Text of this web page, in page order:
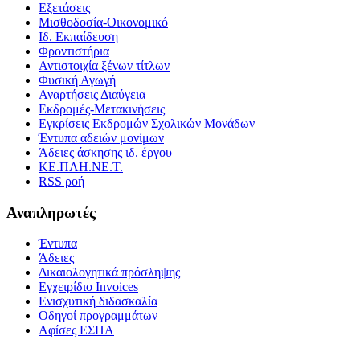
Εξετάσεις
Μισθοδοσία-Οικονομικό
Ιδ. Εκπαίδευση
Φροντιστήρια
Αντιστοιχία ξένων τίτλων
Φυσική Αγωγή
Αναρτήσεις Διαύγεια
Εκδρομές-Μετακινήσεις
Εγκρίσεις Εκδρομών Σχολικών Μονάδων
Έντυπα αδειών μονίμων
Άδειες άσκησης ιδ. έργου
ΚΕ.ΠΛΗ.ΝΕ.Τ.
RSS ροή
Αναπληρωτές
Έντυπα
Άδειες
Δικαιολογητικά πρόσληψης
Εγχειρίδιο Invoices
Ενισχυτική διδασκαλία
Οδηγοί προγραμμάτων
Αφίσες ΕΣΠΑ